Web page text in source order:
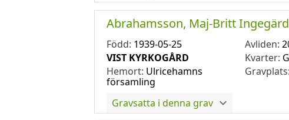
Abrahamsson, Maj-Britt Ingegärd
Född: 1939-05-25 Avliden:
VIST KYRKOGÅRD
Kvarter: G
Hemort: Ulricehamns
församling
Gravsatta i denna grav